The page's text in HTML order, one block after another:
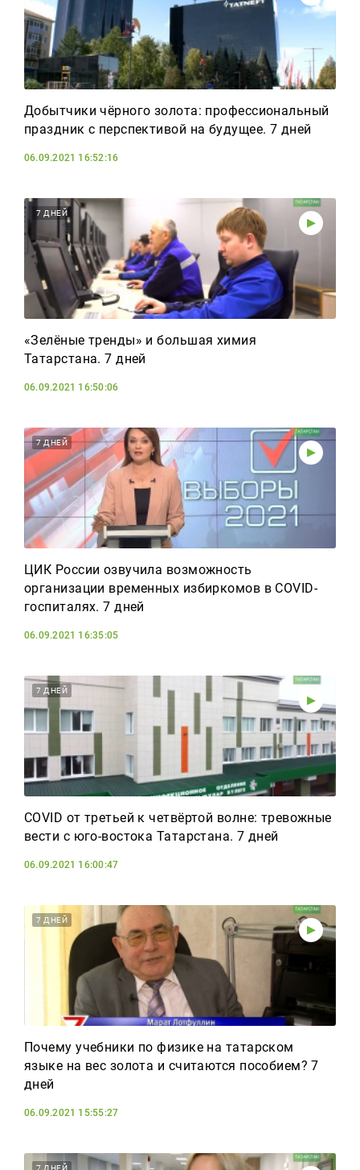
Добытчики чёрного золота: профессиональный
праздник с перспективой на будущее. 7 дней
06.09.2021 16:52:16
7 ДНЕЙ
«Зелёные тренды» и большая химия
Татарстана. 7 дней
06.09.2021 16:50:06
7 ДНЕЙ
ЦИК России озвучила возможность
организации временных избиркомов в COVID-
госпиталях. 7 дней
06.09.2021 16:35:05
7 ДНЕЙ
COVID от третьей к четвёртой волне: тревожные
вести с юго-востока Татарстана. 7 дней
06.09.2021 16:00:47
7 ДНЕЙ
Почему учебники по физике на татарском
языке на вес золота и считаются пособием? 7
дней
06.09.2021 15:55:27
7 ДНЕЙ